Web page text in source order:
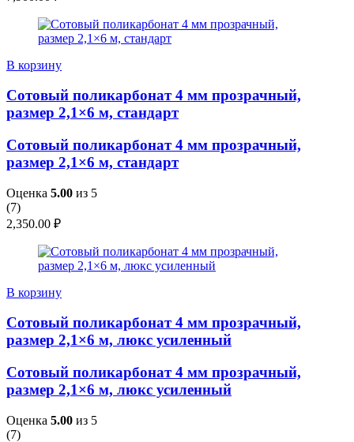
В корзину
Сотовый поликарбонат 4 мм прозрачный,
размер 2,1×6 м, стандарт
Сотовый поликарбонат 4 мм прозрачный,
размер 2,1×6 м, стандарт
Оценка 5.00 из 5
(7)
2,350.00 ₽
В корзину
Сотовый поликарбонат 4 мм прозрачный,
размер 2,1×6 м, люкс усиленный
Сотовый поликарбонат 4 мм прозрачный,
размер 2,1×6 м, люкс усиленный
Оценка 5.00 из 5
(7)